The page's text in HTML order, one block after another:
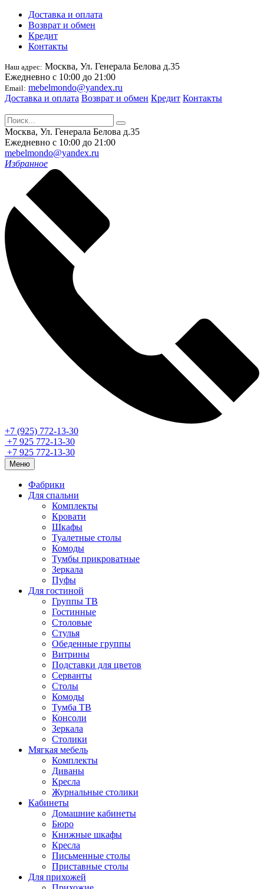
Доставка и оплата
Возврат и обмен
Кредит
Контакты
Наш адрес: Москва, Ул. Генерала Белова д.35
Ежедневно с 10:00 до 21:00
Email: mebelmondo@yandex.ru
Доставка и оплата Возврат и обмен Кредит Контакты
Москва, Ул. Генерала Белова д.35
Ежедневно с 10:00 до 21:00
mebelmondo@yandex.ru
Избранное
+7 (925) 772-13-30
+7 925 772-13-30
+7 925 772-13-30
Меню
Фабрики
Для спальни
Комплекты
Кровати
Шкафы
Туалетные столы
Комоды
Тумбы прикроватные
Зеркала
Пуфы
Для гостиной
Группы ТВ
Гостинные
Столовые
Стулья
Обеденные группы
Витрины
Подставки для цветов
Серванты
Столы
Комоды
Тумба ТВ
Консоли
Зеркала
Столики
Мягкая мебель
Комплекты
Диваны
Кресла
Журнальные столики
Кабинеты
Домашние кабинеты
Бюро
Книжные шкафы
Кресла
Письменные столы
Приставные столы
Для прихожей